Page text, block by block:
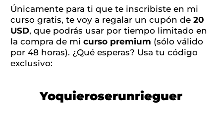
Únicamente para ti que te inscribiste en mi
curso gratis, te voy a regalar un cupón de 20
USD, que podrás usar por tiempo limitado en
la compra de mi curso premium (sólo válido
por 48 horas). ¿Qué esperas? Usa tu código
exclusivo:
Yoquieroserunrieguer